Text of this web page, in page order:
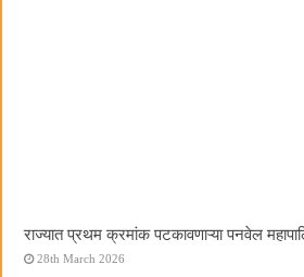
राज्यात प्रथम क्रमांक पटकावणाऱ्या पनवेल
28th March 2026